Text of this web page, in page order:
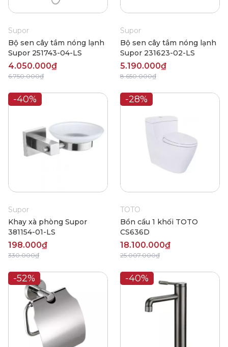
Supor
Bộ sen cây tắm nóng lạnh
Supor 251743-04-LS
4.050.000₫
6.750.000₫
Supor
Bộ sen cây tắm nóng lạnh
Supor 231623-02-LS
5.190.000₫
8.650.000₫
-40%
Supor
Khay xà phòng Supor
381154-01-LS
198.000₫
330.000₫
-28%
TOTO
Bồn cầu 1 khối TOTO
CS636D
18.100.000₫
25.007.000₫
-52% -40%